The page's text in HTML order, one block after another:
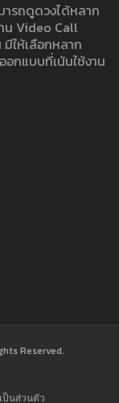
รถดูดวงได้หลาก
น Video Call
ให้เลือกหลาก
กแบบที่เน้นใช้งาน
Reserved.
ป็นส่วนตัว